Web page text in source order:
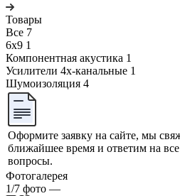
Товары
Все 7
6х9 1
Компонентная акустика 1
Усилители 4х-канальные 1
Шумоизоляция 4
Оформите заявку на сайте, мы
ближайшее время и ответим на
вопросы.
Фотогалерея
1/7 фото —